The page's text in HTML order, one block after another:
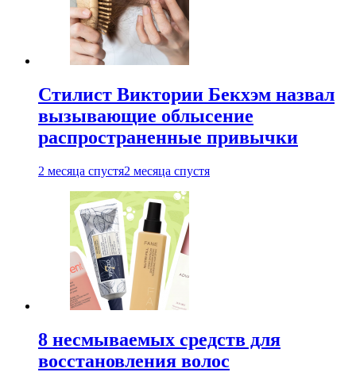
Стилист Виктории Бекхэм назвал
вызывающие облысение
распространенные привычки
2 месяца спустя2 месяца спустя
8 несмываемых средств для
восстановления волос